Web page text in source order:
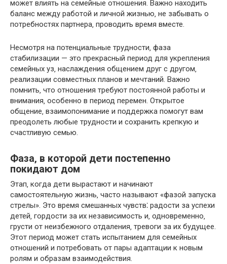
может влиять на семейные отношения.​ Важно находить
баланс между работой и личной жизнью‚ не забывать о
потребностях партнера‚ проводить время вместе.​
Несмотря на потенциальные трудности‚ фаза
стабилизации — это прекрасный период для укрепления
семейных уз‚ наслаждения общением друг с другом‚
реализации совместных планов и мечтаний.​ Важно
помнить‚ что отношения требуют постоянной работы и
внимания‚ особенно в период перемен.​ Открытое
общение‚ взаимопонимание и поддержка помогут вам
преодолеть любые трудности и сохранить крепкую и
счастливую семью.​
Фаза‚ в которой дети постепенно
покидают дом
Этап‚ когда дети вырастают и начинают
самостоятельную жизнь‚ часто называют «фазой запуска
стрелы».​ Это время смешанных чувств⁚ радости за успехи
детей‚ гордости за их независимость и‚ одновременно‚
грусти от неизбежного отдаления‚ тревоги за их будущее.​
Этот период может стать испытанием для семейных
отношений и потребовать от пары адаптации к новым
ролям и образам взаимодействия.